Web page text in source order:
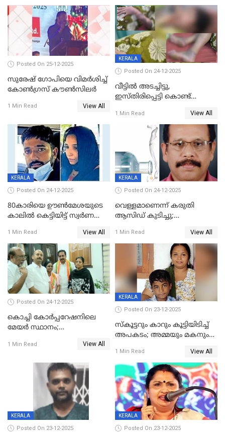
Posted On 25-12-2025
സുരേഷ് ഗോപിയെ വിമര്‍ശിച്ച്
കോണ്‍ഗ്രസ് കൗണ്‍സിലര്‍
1 Min Read View All
KERALA
Posted On 24-12-2025
വീട്ടിൽ അടച്ചിട്ടു,
ഇസ്തിരിപ്പെട്ടി കൊണ്ട്
ഗർഭിണിയായ യുവതിക്ക് ക്രൂര
1 Min Read View All
KERALA
Posted On 24-12-2025
80കാരിയെ ഊൺമേശയുടെ
കാലിൽ കെട്ടിയിട്ട് സ്വർണവും
കൊച്ചുമകനും സുഹൃത്തും
അറസ്റ്റിൽ
1 Min Read View All
KERALA
Posted On 24-12-2025
വെള്ളമാണെന്ന് കരുതി
ആസിഡ് കുടിച്ചു;
മരിച്ചു
1 Min Read View All
Posted On 24-12-2025
കൊച്ചി കോര്‍പ്പറേഷനിലെ
മേയര്‍ സ്ഥാനം;
രൂക്ഷം
1 Min Read View All
KERALA
Posted On 23-12-2025
സ്കൂട്ടറും കാറും കൂട്ടിയിടിച്ച്
അപകടം; അമ്മയും മകനും
ഗുരുതരാവസ്ഥയിൽ
1 Min Read View All
KERALA
Posted On 23-12-2025
KERALA
Posted On 23-12-2025